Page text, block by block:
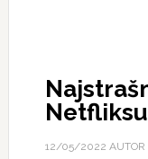
Netfliksu
12/05/2022 AUTOR